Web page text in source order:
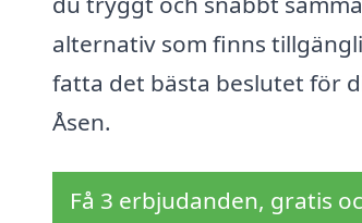
alternativ som finns
fatta det bästa beslutet för
Åsen.
Få 3 erbjudanden, gratis